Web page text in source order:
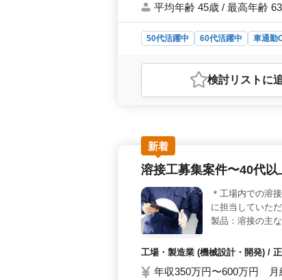
平均年齢 45歳 / 最高年齢
50代活躍中 60代活躍中 車通勤
＜溶接工の求人＞ 静岡県浜松
積極的に募集しています。中高
作業が中心で、タンクや製缶
躍中です。 ＜特徴＞ 福利厚
環境が整っています。また、経
おすすめの求人です。
検討リスト に
新着
溶接工募集案件〜40代
＊工場内での溶
に担当していた
製品：溶接の主
お気軽にお問い
工場・製造業 (機械設計・開発) /
年収350万円〜600万円